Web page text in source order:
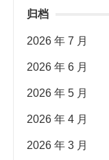
归档
2026 年 7 月
2026 年 6 月
2026 年 5 月
2026 年 4 月
2026 年 3 月